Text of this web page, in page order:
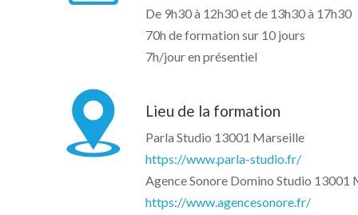
De 9h30 à 12h30 et de 13h30 à 17h30
70h de formation sur 10 jours
7h/jour en présentiel
Lieu de la formation
Parla Studio 13001 Marseille
https://www.parla-studio.fr/
Agence Sonore Domino Studio 13001
https://www.agencesonore.fr/